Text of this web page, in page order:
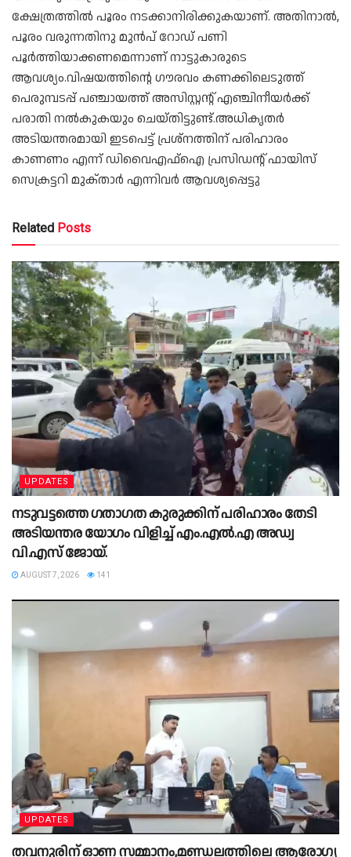
ക്ഷേത്രത്തിൽ പൂരം നടക്കാനിരിക്കുകയാണ്. അതിനാൽ,
പൂരം വരുന്നതിനു മുൻപ് റോഡ് പണി
പൂർത്തിയാക്കണമെന്നാണ് നാട്ടുകാരുടെ
ആവശ്യം.വിഷയത്തിന്റെ ഗൗരവം കണക്കിലെടുത്ത്
പെരുമ്പടപ്പ് പഞ്ചായത്ത് അസിസ്റ്റന്റ് എഞ്ചിനീയർക്ക്
പരാതി നൽകുകയും ചെയ്തിട്ടുണ്ട്.അധികൃതർ
അടിയന്തരമായി ഇടപെട്ട് പ്രശ്നത്തിന് പരിഹാരം
കാണണം എന്ന് ഡിവൈഎഫ്ഐ പ്രസിഡന്റ്‌ ഫായിസ്
സെക്രട്ടറി മുക്‌താർ എന്നിവർ ആവശ്യപ്പെട്ടു
Related Posts
UPDATES
നടുവട്ടത്തെ ഗതാഗത കുരുക്കിന് പരിഹാരം തേടി
അടിയന്തര യോഗം വിളിച്ച് എം.എൽ.എ അഡ്വ
വി.എസ് ജോയ്.
AUGUST 7, 2026 141
UPDATES
തവനുരിന് ഓണ സമ്മാനം,മണ്ഡലത്തിലെ ആരോഗ്യ